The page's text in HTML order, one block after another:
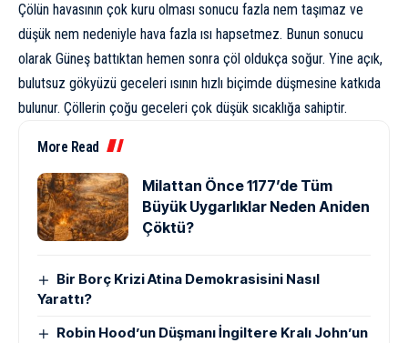
Çölün havasının çok kuru olması sonucu fazla nem taşımaz ve
düşük nem nedeniyle hava fazla ısı hapsetmez. Bunun sonucu
olarak Güneş battıktan hemen sonra çöl oldukça soğur. Yine açık,
bulutsuz gökyüzü geceleri ısının hızlı biçimde düşmesine katkıda
bulunur. Çöllerin çoğu geceleri çok düşük sıcaklığa sahiptir.
More Read
Milattan Önce 1177’de Tüm
Büyük Uygarlıklar Neden Aniden
Çöktü?
Bir Borç Krizi Atina Demokrasisini Nasıl
Yarattı?
Robin Hood’un Düşmanı İngiltere Kralı John’un